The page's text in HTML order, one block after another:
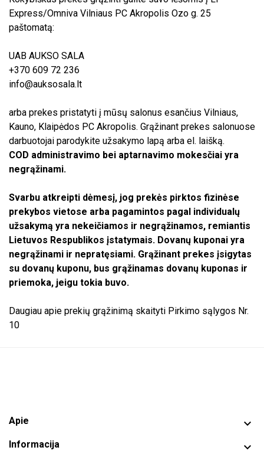
Express/Omniva Vilniaus PC Akropolis Ozo g. 25
paštomatą:
UAB AUKSO SALA
+370 609 72 236
info@auksosala.lt
arba prekes pristatyti į mūsų salonus esančius Vilniaus,
Kauno, Klaipėdos PC Akropolis. Grąžinant prekes salonuose
darbuotojai parodykite užsakymo lapą arba el. laišką.
COD administravimo bei aptarnavimo mokesčiai yra
negrąžinami.
Svarbu atkreipti dėmesį, jog prekės pirktos fizinėse
prekybos vietose arba pagamintos pagal individualų
užsakymą yra nekeičiamos ir negrąžinamos, remiantis
Lietuvos Respublikos įstatymais. Dovanų kuponai yra
negrąžinami ir nepratęsiami. Grąžinant prekes įsigytas
su dovanų kuponu, bus grąžinamas dovanų kuponas ir
priemoka, jeigu tokia buvo.
Daugiau apie prekių grąžinimą skaityti Pirkimo sąlygos Nr.
10
Apie 
Informacija 